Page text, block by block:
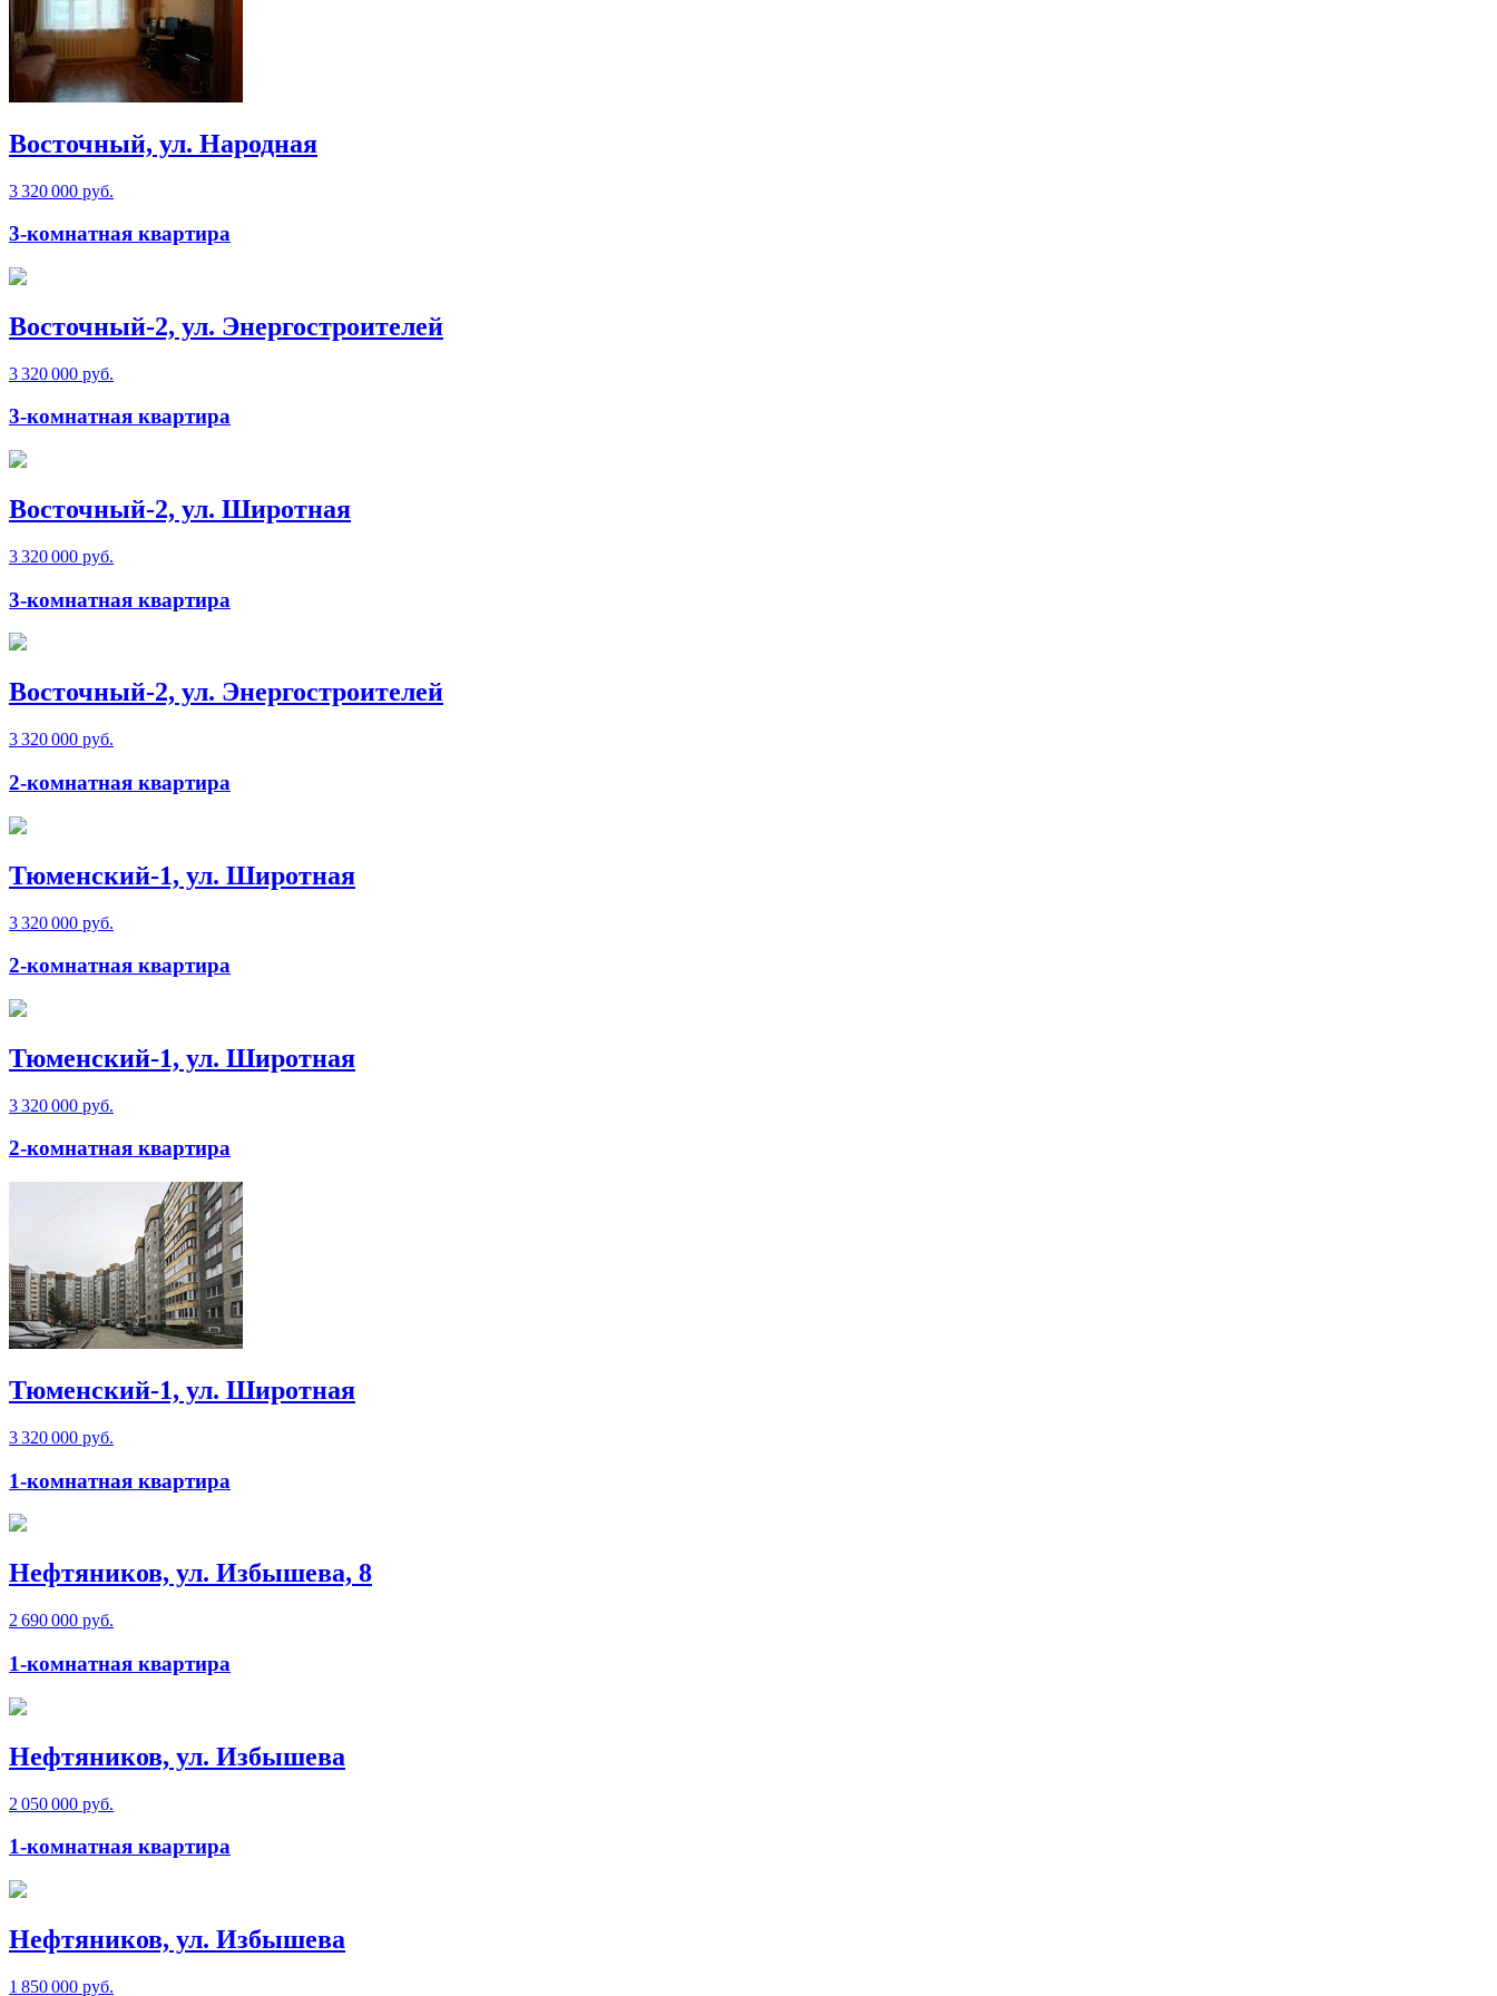
Восточный, ул. Народная
3 320 000 руб.
3-комнатная квартира
Восточный-2, ул. Энергостроителей
3 320 000 руб.
3-комнатная квартира
Восточный-2, ул. Широтная
3 320 000 руб.
3-комнатная квартира
Восточный-2, ул. Энергостроителей
3 320 000 руб.
2-комнатная квартира
Тюменский-1, ул. Широтная
3 320 000 руб.
2-комнатная квартира
Тюменский-1, ул. Широтная
3 320 000 руб.
2-комнатная квартира
Тюменский-1, ул. Широтная
3 320 000 руб.
1-комнатная квартира
Нефтяников, ул. Избышева, 8
2 690 000 руб.
1-комнатная квартира
Нефтяников, ул. Избышева
2 050 000 руб.
1-комнатная квартира
Нефтяников, ул. Избышева
1 850 000 руб.